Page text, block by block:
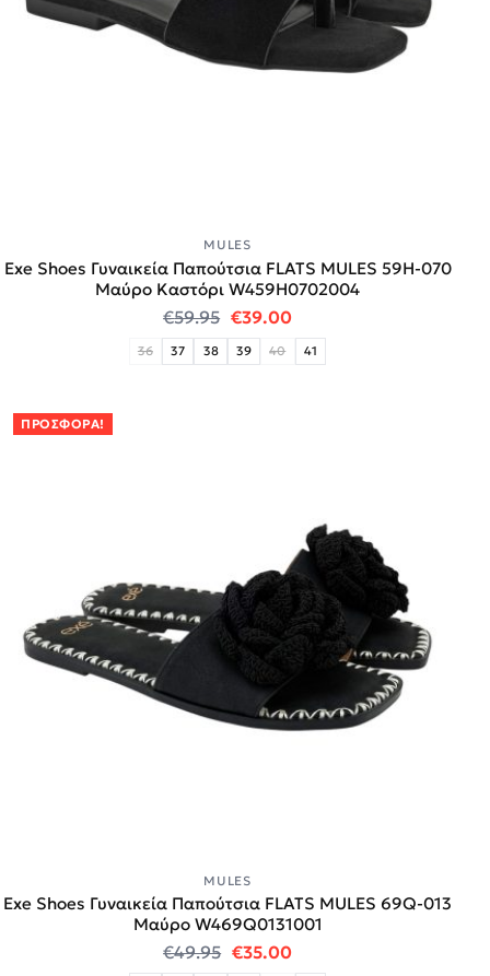
MULES
Exe Shoes Γυναικεία Παπούτσια FLATS MULES 59H-070
Μαύρο Καστόρι W459H0702004
€59.95 Original price was: €59.95.
€39.00Η τρέχουσα τιμή
36 37 38 39 40 41
ΠΡΟΣΦΟΡΆ!
MULES
Exe Shoes Γυναικεία Παπούτσια FLATS MULES 69Q-013
Μαύρο W469Q0131001
€49.95 Original price was: €49.95.
€35.00Η τρέχουσα τιμή